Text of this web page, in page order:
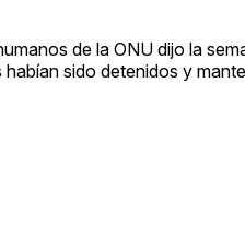
de la ONU dijo la
sido detenidos y